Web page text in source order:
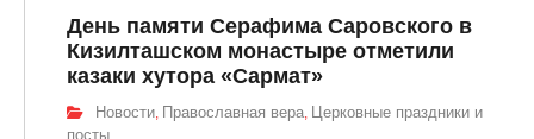
День памяти Серафима Саровского в
Кизилташском монастыре отметили
казаки хутора «Сармат»
Новости, Православная вера, Церковные праздники и
посты